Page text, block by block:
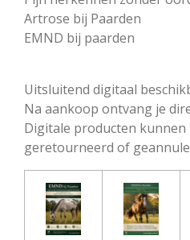
Artrose bij Paarden
EMND bij paarden
Uitsluitend digitaal
Na aankoop ontvang je
Digitale producten kunnen
geretourneerd of